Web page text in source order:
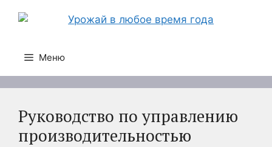
Меню
Руководство по управлению
производительностью